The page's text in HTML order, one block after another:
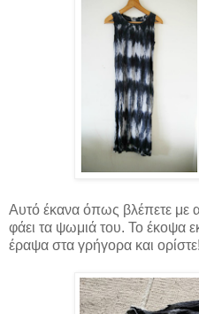
Αυτό έκανα όπως βλέπετε με
φάει τα ψωμιά του. Το έκοψα
έραψα στα γρήγορα και ορίστε!